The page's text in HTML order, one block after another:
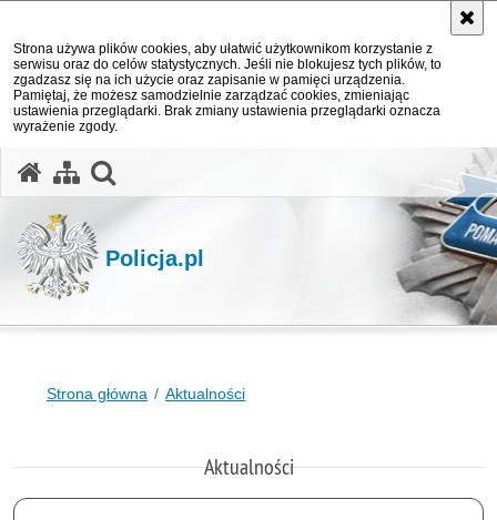
Strona używa plików cookies, aby ułatwić użytkownikom korzystanie z
serwisu oraz do celów statystycznych. Jeśli nie blokujesz tych plików, to
zgadzasz się na ich użycie oraz zapisanie w pamięci urządzenia.
Pamiętaj, że możesz samodzielnie zarządzać cookies, zmieniając
ustawienia przeglądarki. Brak zmiany ustawienia przeglądarki oznacza
wyrażenie zgody.
Policja.pl
Strona główna Aktualności
Aktualności